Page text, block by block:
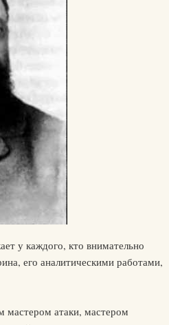
у каждого, кто внимательно
его аналитическими работами,
мастером атаки, мастером